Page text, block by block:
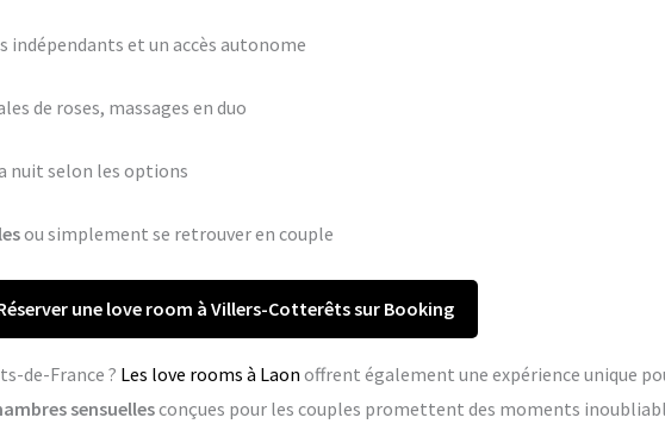
indépendants et un accès autonome
de roses, massages en duo
nuit selon les options
ou simplement se retrouver en couple
une love room à Villers-Cotterêts sur Booking
de-France ? Les love rooms à Laon offrent également une expérience unique
sensuellesconçues pour les couples promettent des moments